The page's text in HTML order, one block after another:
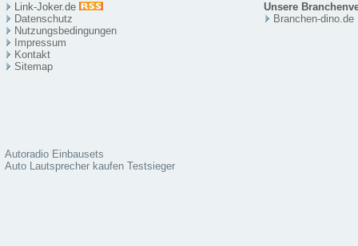
Link-Joker.de
Unsere
Datenschutz
Nutzungsbedingungen
Impressum
Kontakt
Sitemap
Branchen-dino.de
Autoradio Einbausets
Auto Lautsprecher kaufen Testsieger